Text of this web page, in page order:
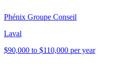
Phénix Groupe Conseil
Laval
$90,000 to $110,000 per year